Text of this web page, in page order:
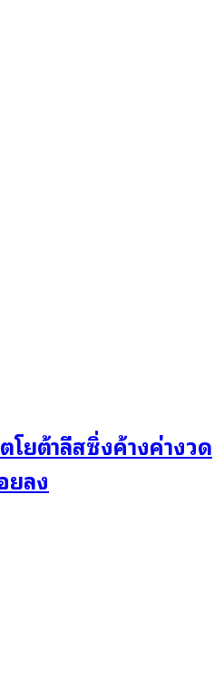
โยต้าลีสซิ่งค้างค่างวด
ยลง